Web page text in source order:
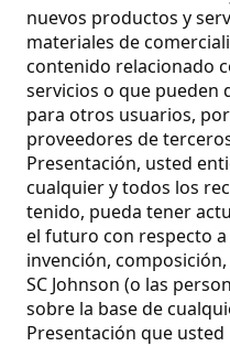
nuevos productos y
materiales de
contenido relacionado
servicios o que pueden
para otros usuarios,
proveedores de
Presentación, usted
cualquier y todos los
tenido, pueda tener
el futuro con respecto
invención,
SC Johnson (o las
sobre la base de
Presentación que